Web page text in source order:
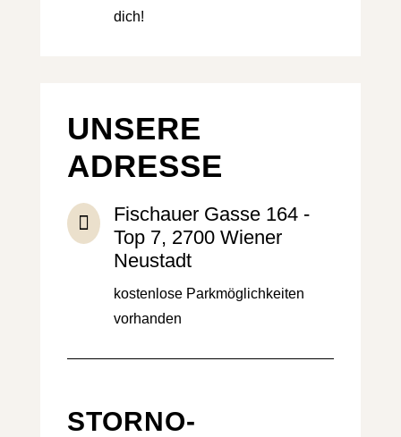
dich!
UNSERE
ADRESSE

Fischauer Gasse 164 -
Top 7, 2700 Wiener
Neustadt
kostenlose Parkmöglichkeiten
vorhanden
STORNO­